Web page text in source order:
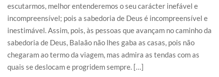
escutarmos, melhor entenderemos o seu carácter inefável e
incompreensível; pois a sabedoria de Deus é incompreensível e
inestimável. Assim, pois, às pessoas que avançam no caminho da
sabedoria de Deus, Balaão não lhes gaba as casas, pois não
chegaram ao termo da viagem, mas admira as tendas com as
quais se deslocam e progridem sempre. […]